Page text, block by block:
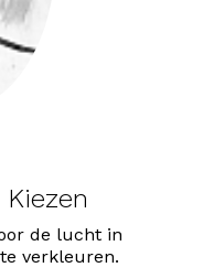
de lucht in
verkleuren.